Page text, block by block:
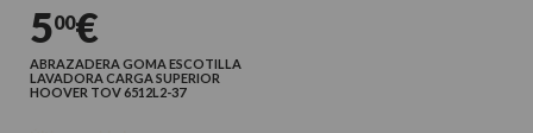
500€
ABRAZADERA GOMA ESCOTILLA
LAVADORA CARGA SUPERIOR
HOOVER TOV 6512L2-37